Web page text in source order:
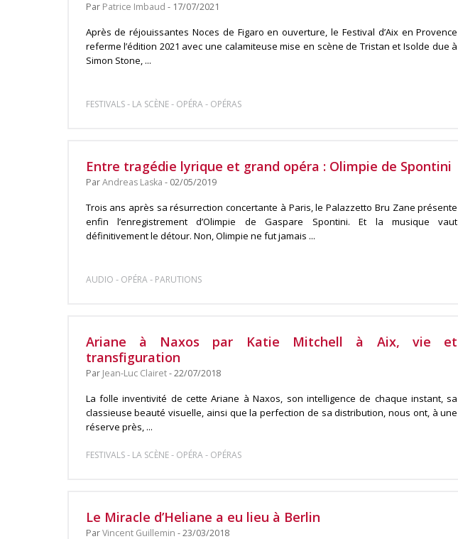
Par Patrice Imbaud - 17/07/2021
Après de réjouissantes Noces de Figaro en ouverture, le Festival d’Aix en Provence
referme l’édition 2021 avec une calamiteuse mise en scène de Tristan et Isolde due à
Simon Stone, ...
FESTIVALS- LA SCÈNE- OPÉRA- OPÉRAS
Entre tragédie lyrique et grand opéra : Olimpie de Spontini
ParAndreas Laska - 02/05/2019
Trois ans après sa résurrection concertante à Paris, le Palazzetto Bru Zane présente
enfin l’enregistrement d’Olimpie de Gaspare Spontini. Et la musique vaut
définitivement le détour. Non, Olimpie ne fut jamais ...
AUDIO - OPÉRA- PARUTIONS
Ariane à Naxos par Katie Mitchell à Aix, vie et
transfiguration
Par Jean-Luc Clairet- 22/07/2018
La folle inventivité de cette Ariane à Naxos, son intelligence de chaque instant, sa
classieuse beauté visuelle, ainsi que la perfection de sa distribution, nous ont, à une
réserve près, ...
FESTIVALS- LA SCÈNE- OPÉRA- OPÉRAS
Le Miracle d’Heliane a eu lieu à Berlin
ParVincent Guillemin - 23/03/2018